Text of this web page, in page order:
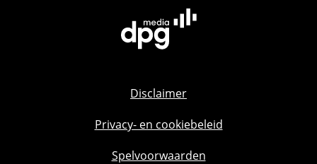
Disclaimer
Privacy- en cookiebeleid
Spelvoorwaarden